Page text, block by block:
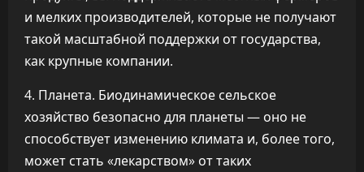
и мелких производителей, которые не получают
такой масштабной поддержки от государства,
как крупные компании.
4. Планета. Биодинамическое сельское
хозяйство безопасно для планеты — оно не
способствует изменению климата и, более того,
может стать «лекарством» от таких